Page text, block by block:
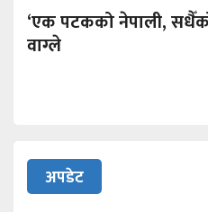
‘एक पटकको नेपाली, सधैँको
वाग्ले
अपडेट